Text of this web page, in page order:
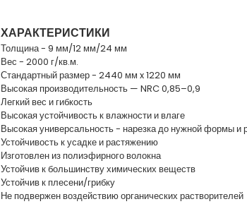
ХАРАКТЕРИСТИКИ
Толщина - 9 мм/12 мм/24 мм
Вес - 2000 г/кв.м.
Стандартный размер - 2440 мм x 1220 мм
Высокая производительность — NRC 0,85–0,9
Легкий вес и гибкость
Высокая устойчивость к влажности и влаге
Высокая универсальность - нарезка до нужной формы и
Устойчивость к усадке и растяжению
Изготовлен из полиэфирного волокна
Устойчив к большинству химических веществ
Устойчив к плесени/грибку
Не подвержен воздействию органических растворителей